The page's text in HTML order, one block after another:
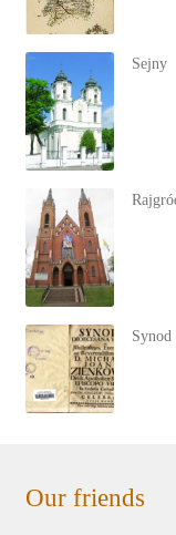
Sejny
Our friends